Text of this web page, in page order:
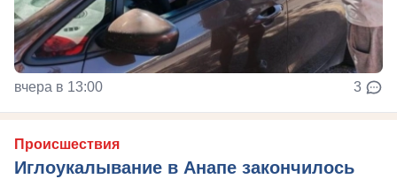
вчера в 13:00 3
Происшествия
Иглоукалывание в Анапе закончилось